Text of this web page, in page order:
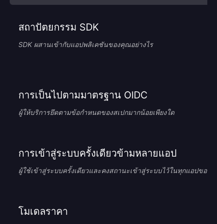
สถาปัตยกรรม SDK
SDK ผสานเข้ากับแอปพลิเคชันของคุณอย่างไร
การเป็นไปตามมาตรฐาน OIDC
ผู้ให้บริการยึดตามข้อกำหนดของสเปกมากน้อยเพียงใด
การเข้าสู่ระบบครั้งเดียวข้ามหลายแอป
ผู้ใช้เข้าสู่ระบบครั้งเดียวและคงสถานะเข้าสู่ระบบไว้ในทุกแอปของ
โมเดลราคา